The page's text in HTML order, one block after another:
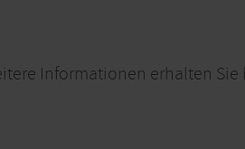
Informationen erhalten Sie